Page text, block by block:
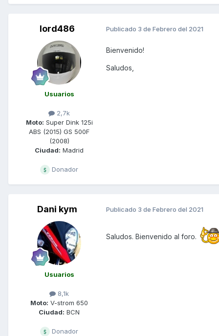
lord486
Usuarios
2,7k
Moto: Super Dink 125i
ABS (2015) GS 500F
(2008)
Ciudad: Madrid
Donador
Publicado 3 de Febrero del 2021
Bienvenido!
Saludos,
Dani kym
Usuarios
8,1k
Moto: V-strom 650
Ciudad: BCN
Donador
Publicado 3 de Febrero del 2021
Saludos. Bienvenido al foro.